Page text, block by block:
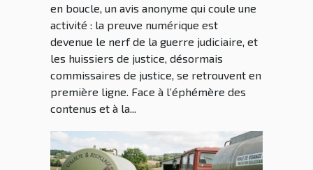
en boucle, un avis anonyme qui coule une
activité : la preuve numérique est
devenue le nerf de la guerre judiciaire, et
les huissiers de justice, désormais
commissaires de justice, se retrouvent en
première ligne. Face à l’éphémère des
contenus et à la...